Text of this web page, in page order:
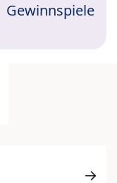
Gewinnspiele